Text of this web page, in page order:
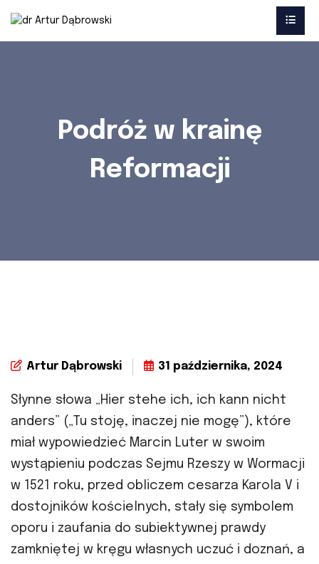
Podróż w krainę
Reformacji
Artur Dąbrowski 31 października, 2024
Słynne słowa „Hier stehe ich, ich kann nicht
anders” („Tu stoję, inaczej nie mogę”), które
miał wypowiedzieć Marcin Luter w swoim
wystąpieniu podczas Sejmu Rzeszy w Wormacji
w 1521 roku, przed obliczem cesarza Karola V i
dostojników kościelnych, stały się symbolem
oporu i zaufania do subiektywnej prawdy
zamkniętej w kręgu własnych uczuć i doznań, a